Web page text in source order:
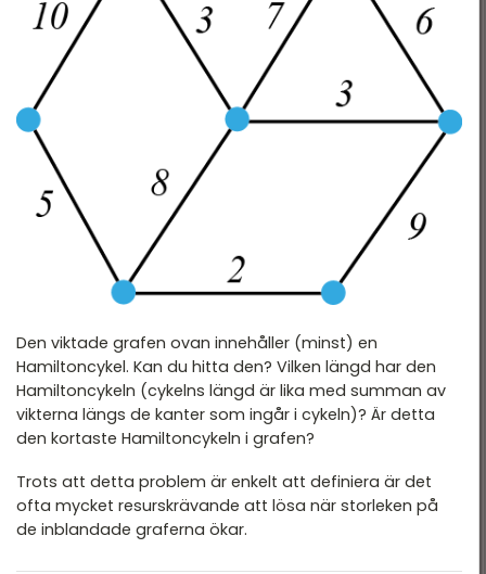
Den viktade grafen ovan innehåller (minst) en
Hamiltoncykel. Kan du hitta den? Vilken längd har den
Hamiltoncykeln (cykelns längd är lika med summan av
vikterna längs de kanter som ingår i cykeln)? Är detta
den kortaste Hamiltoncykeln i grafen?
Trots att detta problem är enkelt att definiera är det
ofta mycket resurskrävande att lösa när storleken på
de inblandade graferna ökar.